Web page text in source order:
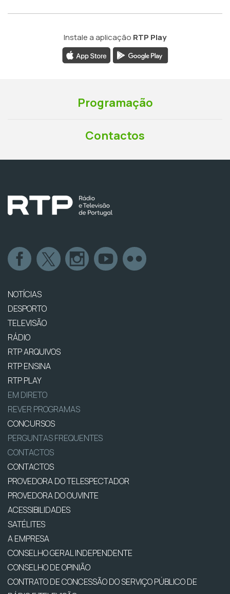
Instale a aplicação RTP Play
Programação
Contactos
NOTÍCIAS
DESPORTO
TELEVISÃO
RÁDIO
RTP ARQUIVOS
RTP ENSINA
RTP PLAY
EM DIRETO
REVER PROGRAMAS
CONCURSOS
PERGUNTAS FREQUENTES
CONTACTOS
CONTACTOS
PROVEDORA DO TELESPECTADOR
PROVEDORA DO OUVINTE
ACESSIBILIDADES
SATÉLITES
A EMPRESA
CONSELHO GERAL INDEPENDENTE
CONSELHO DE OPINIÃO
CONTRATO DE CONCESSÃO DO SERVIÇO PÚBLICO DE